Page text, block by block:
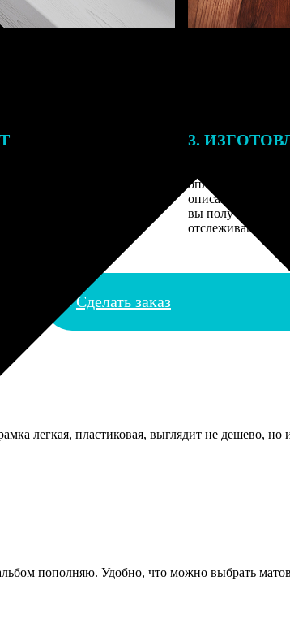
3.
оплаты получите
описанием заказа.
вы получите
отслеживания.
Сделать заказ
легкая, пластиковая, выглядит не дешево,
пополняю. Удобно, что можно выбрать